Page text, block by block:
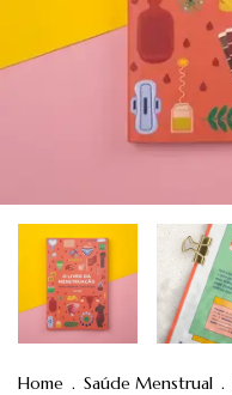
Home . Saúde Menstrual .